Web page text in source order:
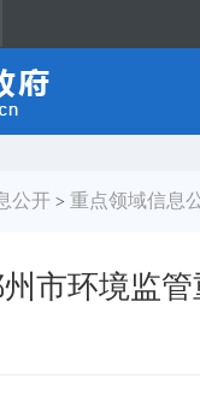
公开 > 重点领域信息
市环境监